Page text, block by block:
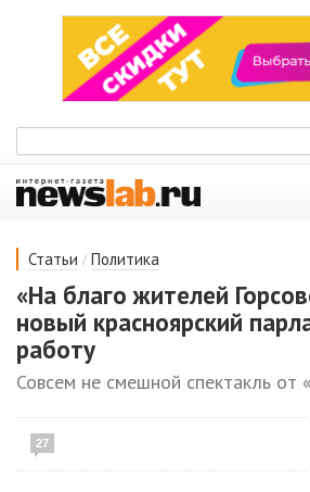
Статьи / Политика
«На благо жителей
новый красноярский
работу
Совсем не смешной спектакль от
27